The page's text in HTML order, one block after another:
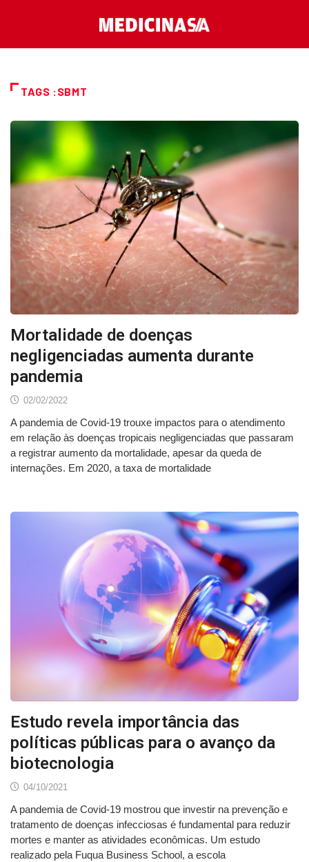
TAGS :SBMT
Mortalidade de doenças
negligenciadas aumenta durante
pandemia
02/02/2022
A pandemia de Covid-19 trouxe impactos para o atendimento
em relação às doenças tropicais negligenciadas que passaram
a registrar aumento da mortalidade, apesar da queda de
internações. Em 2020, a taxa de mortalidade
Estudo revela importância das
políticas públicas para o avanço da
biotecnologia
04/10/2021
A pandemia de Covid-19 mostrou que investir na prevenção e
tratamento de doenças infecciosas é fundamental para reduzir
mortes e manter as atividades econômicas. Um estudo
realizado pela Fuqua Business School, a escola